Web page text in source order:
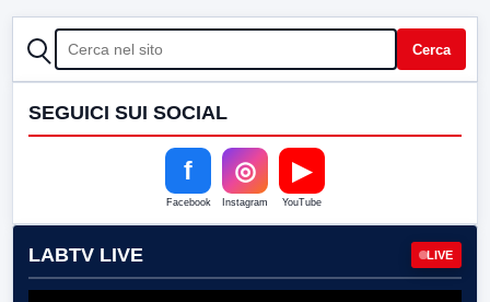
CERCA Cerca
SEGUICI SUI SOCIAL
f
Facebook
◎
Instagram
▶
YouTube
LABTV LIVE LIVE